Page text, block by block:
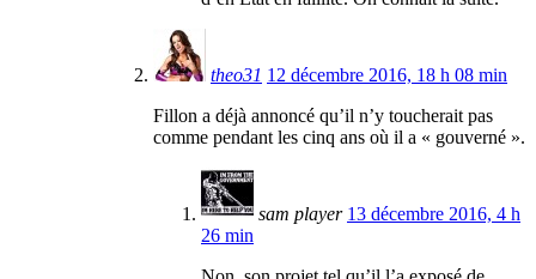
theo31 12 décembre 2016, 18 h 08 min
Fillon a déjà annoncé qu’il n’y toucherait pas
comme pendant les cinq ans où il a « gouverné ».
sam player 13 décembre 2016, 4 h
26 min